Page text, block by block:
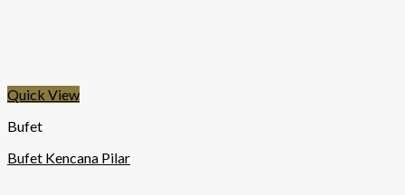
Quick View
Bufet
Bufet Kencana Pilar